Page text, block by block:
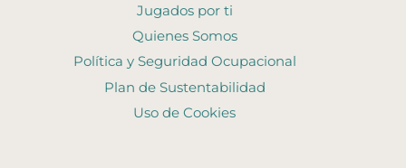
Jugados por ti
Quienes Somos
Política y Seguridad Ocupacional
Plan de Sustentabilidad
Uso de Cookies